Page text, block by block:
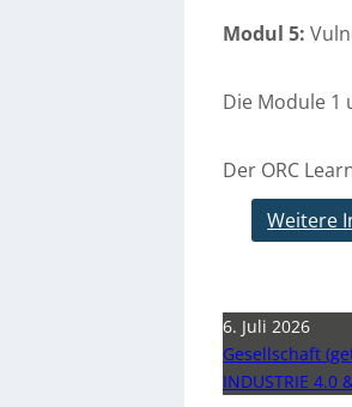
Modul 5:
Die Module 1
Der ORC
Weitere
6. Juli 2026
Gesellschaft
INDUSTRIE 4.0